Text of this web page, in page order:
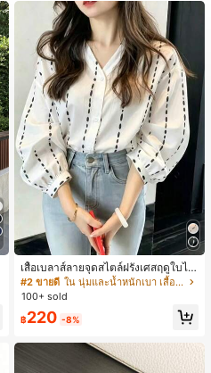
เสื้อเบลาส์ลายจุดสไตล์ฝรั่งเศสฤดูใบไม้
ร่วง, ทรงเข้ารูป, แขนยาวคอวี, สไตล์ให
ม่ฤดูใบไม้ผลิ, ป้องกันแสงแดด, ใส่ไป
#2 ขายดี
ใน นุ่มและน้ำหนักเบา เสื้อสตรี เสื้อเบลาส์ & Tee
100+ sold
฿220 -8%